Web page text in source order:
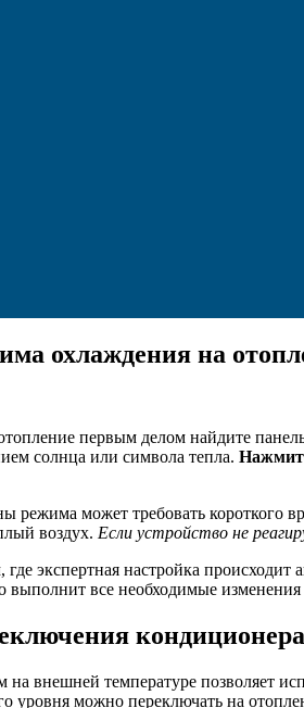
охлаждения на
первым делом найдите
солнца или символа тепла.
режима может требовать короткого
воздух. Если устройство не
экспертная настройка
выполнит все необходимые изменения
кондиционера
внешней температуре позволяет
уровня можно переключать на